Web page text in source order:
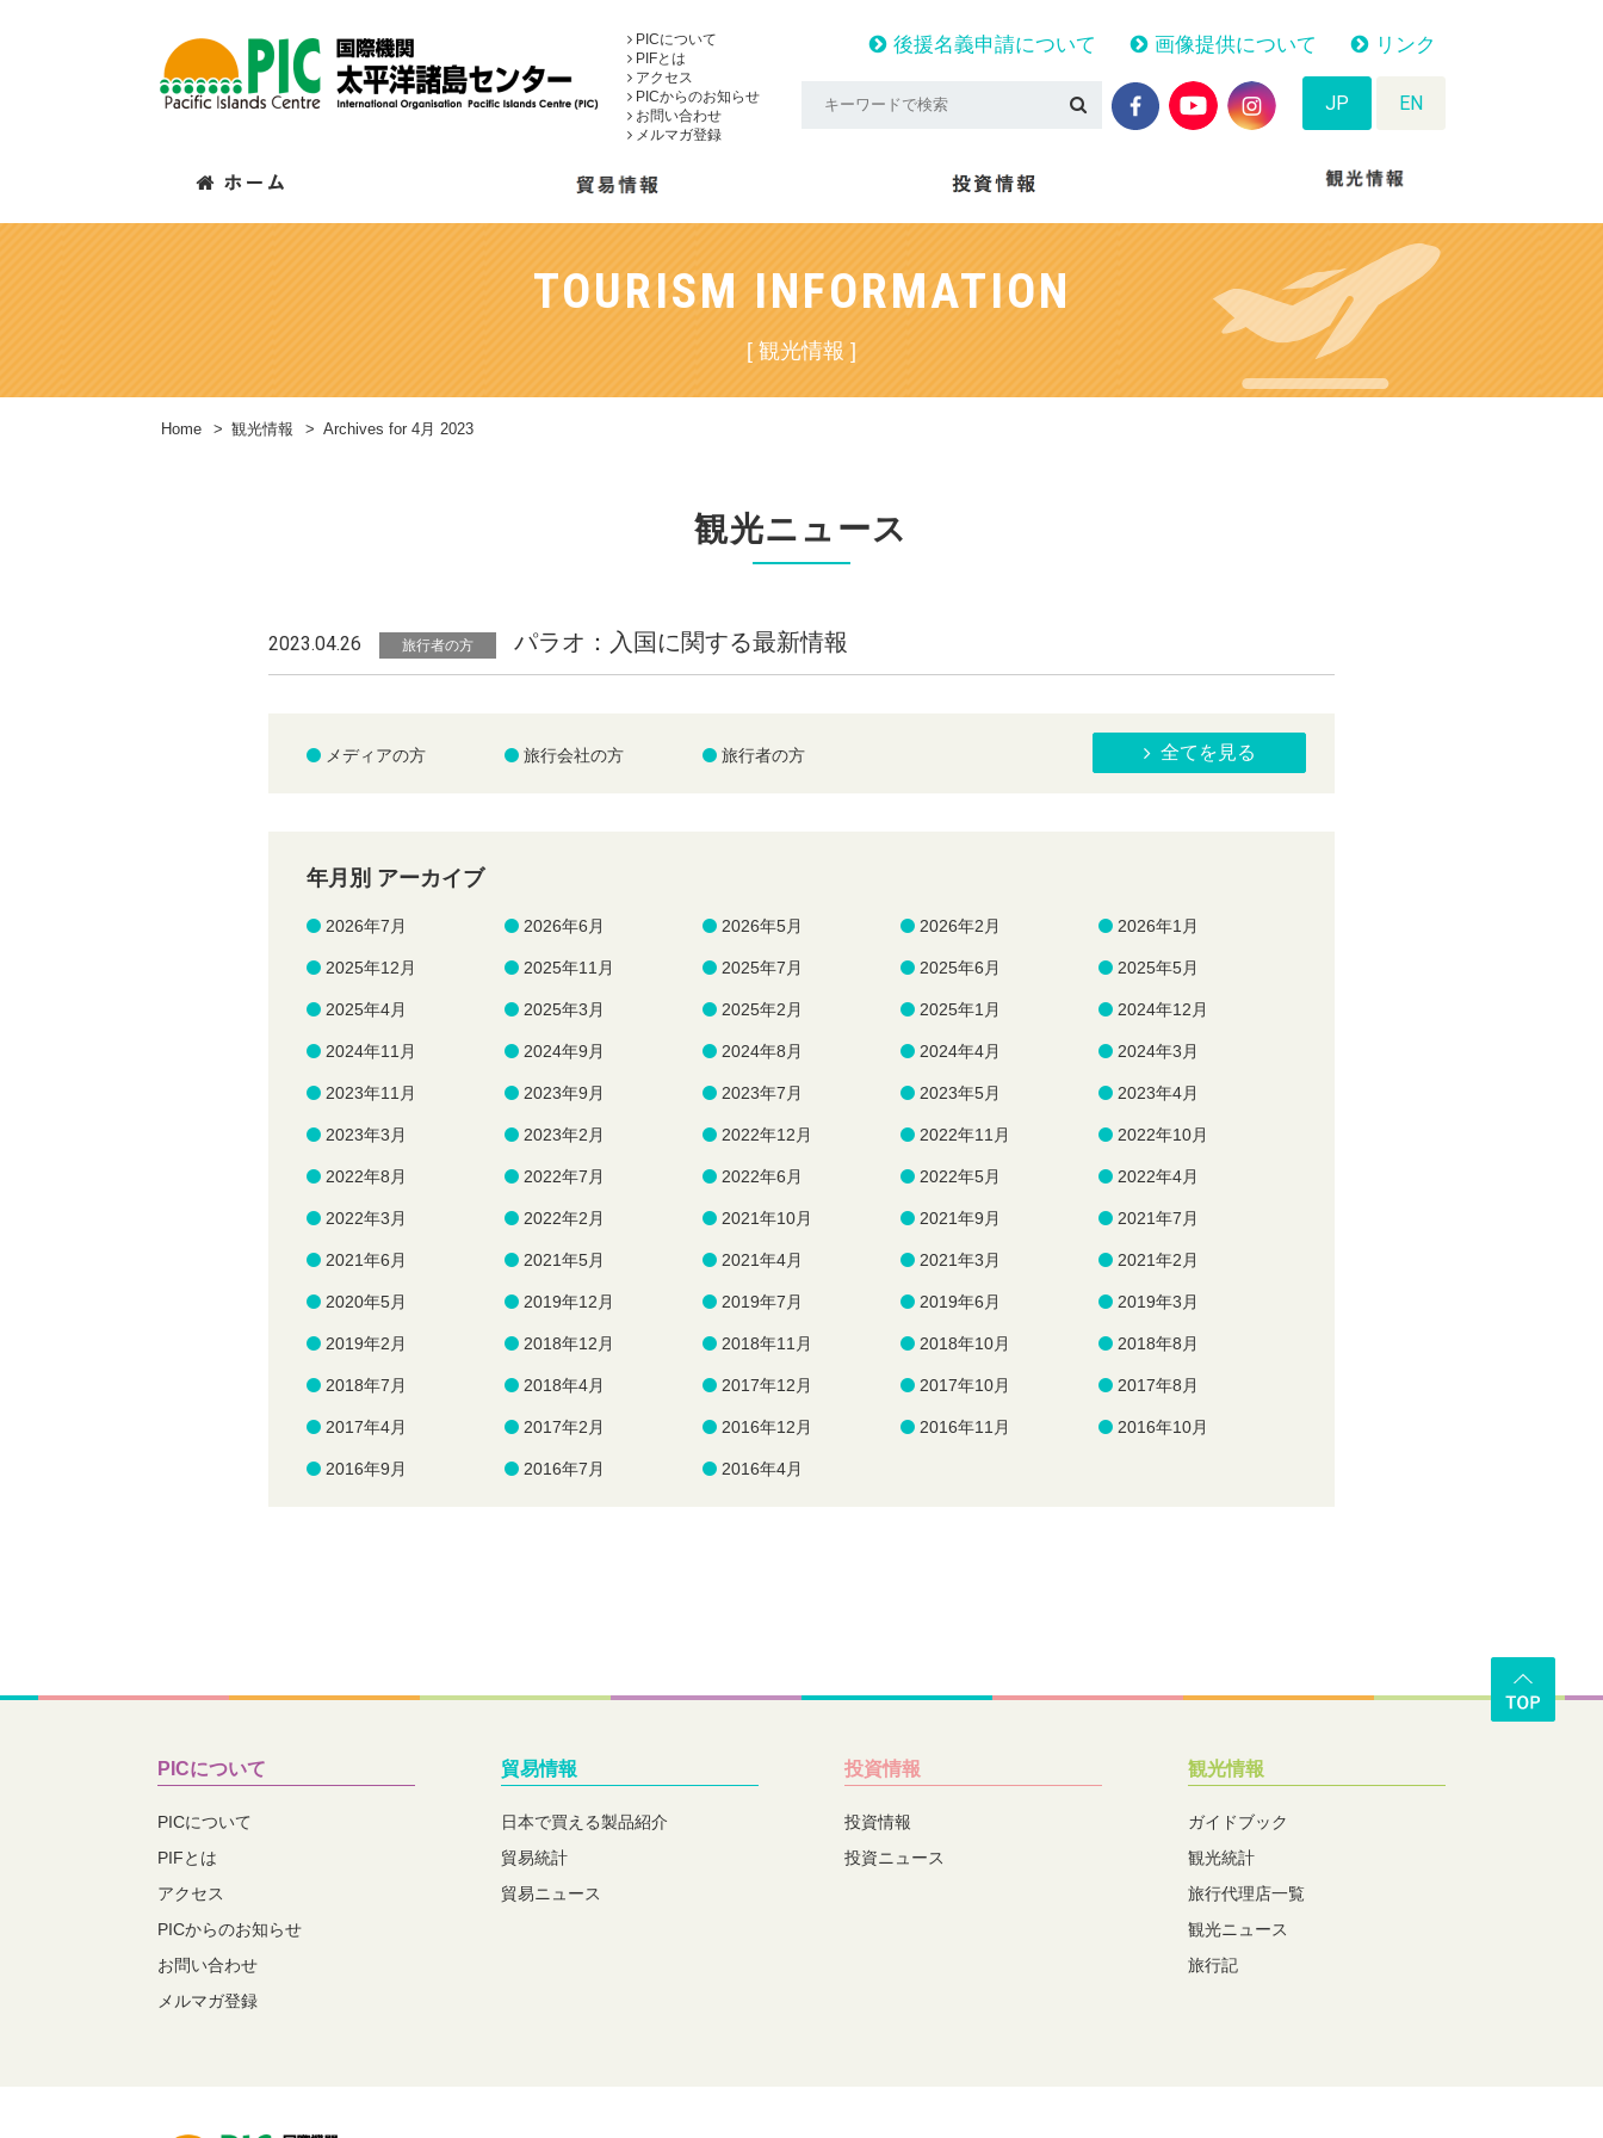
PICについて
PIFとは
アクセス
PICからのお知らせ
お問い合わせ
メルマガ登録
後援名義申請について 画像提供について リンク
JP EN
TOURISM INFORMATION
[ 観光情報 ]
Home > 観光情報 > Archives for 4月 2023
観光ニュース
2023.04.26 旅行者の方 パラオ：入国に関する最新情報
メディアの方 旅行会社の方 旅行者の方 全てを見る
年月別 アーカイブ
2026年7月 2026年6月 2026年5月 2026年2月 2026年1月
2025年12月 2025年11月 2025年7月 2025年6月 2025年5月
2025年4月 2025年3月 2025年2月 2025年1月 2024年12月
2024年11月 2024年9月 2024年8月 2024年4月 2024年3月
2023年11月 2023年9月 2023年7月 2023年5月 2023年4月
2023年3月 2023年2月 2022年12月 2022年11月 2022年10月
2022年8月 2022年7月 2022年6月 2022年5月 2022年4月
2022年3月 2022年2月 2021年10月 2021年9月 2021年7月
2021年6月 2021年5月 2021年4月 2021年3月 2021年2月
2020年5月 2019年12月 2019年7月 2019年6月 2019年3月
2019年2月 2018年12月 2018年11月 2018年10月 2018年8月
2018年7月 2018年4月 2017年12月 2017年10月 2017年8月
2017年4月 2017年2月 2016年12月 2016年11月 2016年10月
2016年9月 2016年7月 2016年4月
PICについて
PICについて
PIFとは
アクセス
PICからのお知らせ
お問い合わせ
メルマガ登録
貿易情報
日本で買える製品紹介
貿易統計
貿易ニュース
投資情報
投資情報
投資ニュース
観光情報
ガイドブック
観光統計
旅行代理店一覧
観光ニュース
旅行記